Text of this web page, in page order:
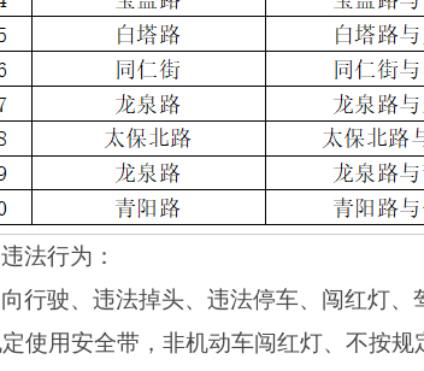
法行为：
行驶、违法掉头、违法停车、闯红灯
使用安全带，非机动车闯红灯、不按